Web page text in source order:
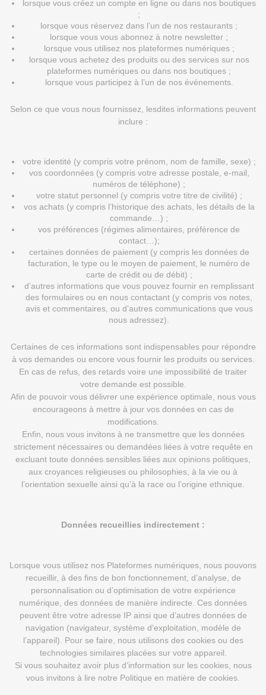
lorsque vous créez un compte en ligne ou dans nos boutiques
;
lorsque vous réservez dans l’un de nos restaurants ;
lorsque vous vous abonnez à notre newsletter ;
lorsque vous utilisez nos plateformes numériques ;
lorsque vous achetez des produits ou des services sur nos
plateformes numériques ou dans nos boutiques ;
lorsque vous participez à l’un de nos événements.
Selon ce que vous nous fournissez, lesdites informations peuvent
inclure :
votre identité (y compris votre prénom, nom de famille, sexe) ;
vos coordonnées (y compris votre adresse postale, e-mail,
numéros de téléphone) ;
votre statut personnel (y compris votre titre de civilité) ;
vos achats (y compris l’historique des achats, les détails de la
commande…) ;
vos préférences (régimes alimentaires, préférence de
contact…);
certaines données de paiement (y compris les données de
facturation, le type ou le moyen de paiement, le numéro de
carte de crédit ou de débit) ;
d’autres informations que vous pouvez fournir en remplissant
des formulaires ou en nous contactant (y compris vos notes,
avis et commentaires, ou d’autres communications que vous
nous adressez).
Certaines de ces informations sont indispensables pour répondre
à vos demandes ou encore vous fournir les produits ou services.
En cas de refus, des retards voire une impossibilité de traiter
votre demande est possible.
Afin de pouvoir vous délivrer une expérience optimale, nous vous
encourageons à mettre à jour vos données en cas de
modifications.
Enfin, nous vous invitons à ne transmettre que les données
strictement nécessaires ou demandées liées à votre requête en
excluant toute données sensibles liées aux opinions politiques,
aux croyances religieuses ou philosophies, à la vie ou à
l’orientation sexuelle ainsi qu’à la race ou l’origine ethnique.
Données recueillies indirectement :
Lorsque vous utilisez nos Plateformes numériques, nous pouvons
recueillir, à des fins de bon fonctionnement, d’analyse, de
personnalisation ou d’optimisation de votre expérience
numérique, des données de manière indirecte. Ces données
peuvent être votre adresse IP ainsi que d’autres données de
navigation (navigateur, système d’exploitation, modèle de
l’appareil). Pour se faire, nous utilisons des cookies ou des
technologies similaires placées sur votre appareil.
Si vous souhaitez avoir plus d’information sur les cookies, nous
vous invitons à lire notre Politique en matière de cookies.